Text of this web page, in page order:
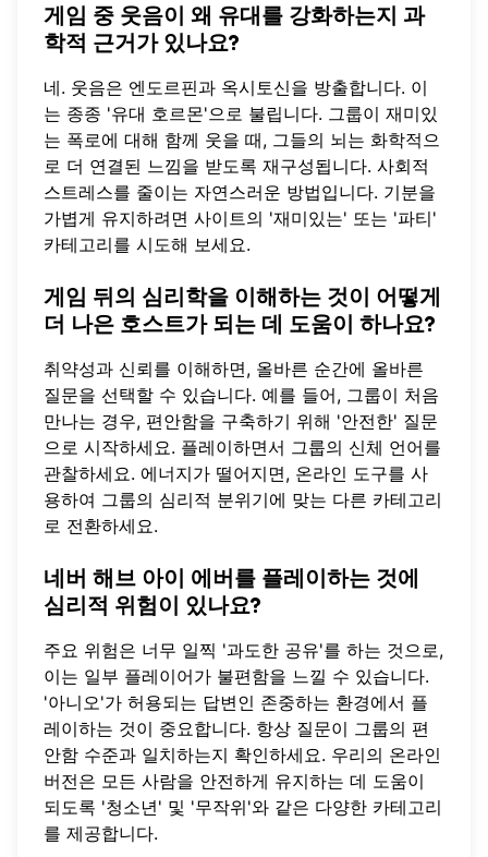
게임 중 웃음이 왜 유대를 강화하는지 과
학적 근거가 있나요?
네. 웃음은 엔도르핀과 옥시토신을 방출합니다. 이
는 종종 '유대 호르몬'으로 불립니다. 그룹이 재미있
는 폭로에 대해 함께 웃을 때, 그들의 뇌는 화학적으
로 더 연결된 느낌을 받도록 재구성됩니다. 사회적
스트레스를 줄이는 자연스러운 방법입니다. 기분을
가볍게 유지하려면 사이트의 '재미있는' 또는 '파티'
카테고리를 시도해 보세요.
게임 뒤의 심리학을 이해하는 것이 어떻게
더 나은 호스트가 되는 데 도움이 하나요?
취약성과 신뢰를 이해하면, 올바른 순간에 올바른
질문을 선택할 수 있습니다. 예를 들어, 그룹이 처음
만나는 경우, 편안함을 구축하기 위해 '안전한' 질문
으로 시작하세요. 플레이하면서 그룹의 신체 언어를
관찰하세요. 에너지가 떨어지면, 온라인 도구를 사
용하여 그룹의 심리적 분위기에 맞는 다른 카테고리
로 전환하세요.
네버 해브 아이 에버를 플레이하는 것에
심리적 위험이 있나요?
주요 위험은 너무 일찍 '과도한 공유'를 하는 것으로,
이는 일부 플레이어가 불편함을 느낄 수 있습니다.
'아니오'가 허용되는 답변인 존중하는 환경에서 플
레이하는 것이 중요합니다. 항상 질문이 그룹의 편
안함 수준과 일치하는지 확인하세요. 우리의 온라인
버전은 모든 사람을 안전하게 유지하는 데 도움이
되도록 '청소년' 및 '무작위'와 같은 다양한 카테고리
를 제공합니다.